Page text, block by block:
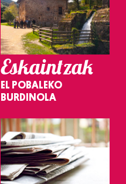
Eskaintzak
EL POBALEKO
BURDINOLA